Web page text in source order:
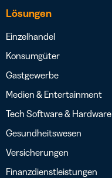
Lösungen
Einzelhandel
Konsumgüter
Gastgewerbe
Medien & Entertainment
Tech Software & Hardware
Gesundheitswesen
Versicherungen
Finanzdienstleistungen